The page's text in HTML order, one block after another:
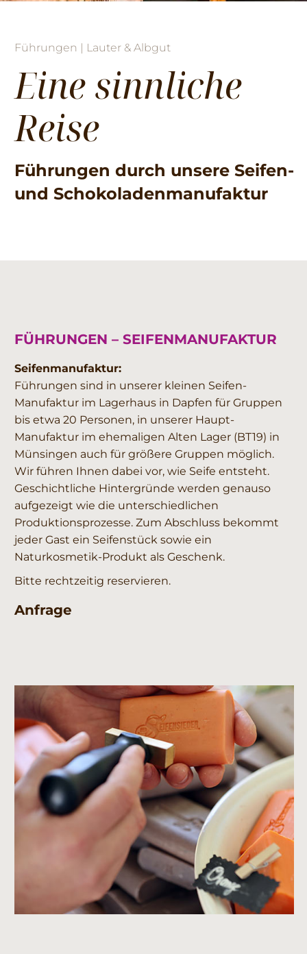
Führungen | Lauter & Albgut
Eine sinnliche
Reise
Führungen durch unsere Seifen-
und Schokoladenmanufaktur
FÜHRUNGEN – SEIFENMANUFAKTUR
Seifenmanufaktur:
Führungen sind in unserer kleinen Seifen-
Manufaktur im Lagerhaus in Dapfen für Gruppen
bis etwa 20 Personen, in unserer Haupt-
Manufaktur im ehemaligen Alten Lager (BT19) in
Münsingen auch für größere Gruppen möglich.
Wir führen Ihnen dabei vor, wie Seife entsteht.
Geschichtliche Hintergründe werden genauso
aufgezeigt wie die unterschiedlichen
Produktionsprozesse. Zum Abschluss bekommt
jeder Gast ein Seifenstück sowie ein
Naturkosmetik-Produkt als Geschenk.
Bitte rechtzeitig reservieren.
Anfrage